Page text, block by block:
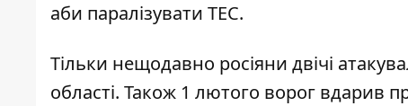
аби паралізувати ТЕС.
Тільки нещодавно росіяни двічі
області. Також 1 лютого ворог вдарив